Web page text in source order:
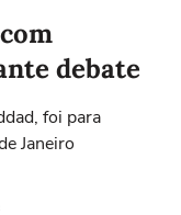
debate
foi para
Janeiro